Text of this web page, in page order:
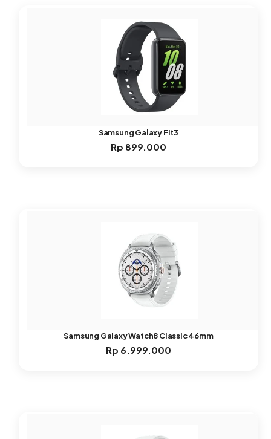
Samsung Galaxy Fit3
Rp 899.000
Samsung Galaxy Watch8 Classic 46mm
Rp 6.999.000